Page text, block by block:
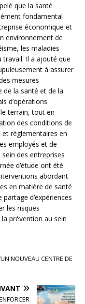
que la santé
fondamental
économique et
environnement de
les maladies
travail. Il a ajouté que
à assurer
mesures
de la santé et de la
d’opérations
terrain, tout en
des conditions de
réglementaires en
employés et de
des entreprises
d’étude ont été
abordant
en matière de santé
d’expériences
les risques
prévention au sein
NOUVEAU CENTRE DE